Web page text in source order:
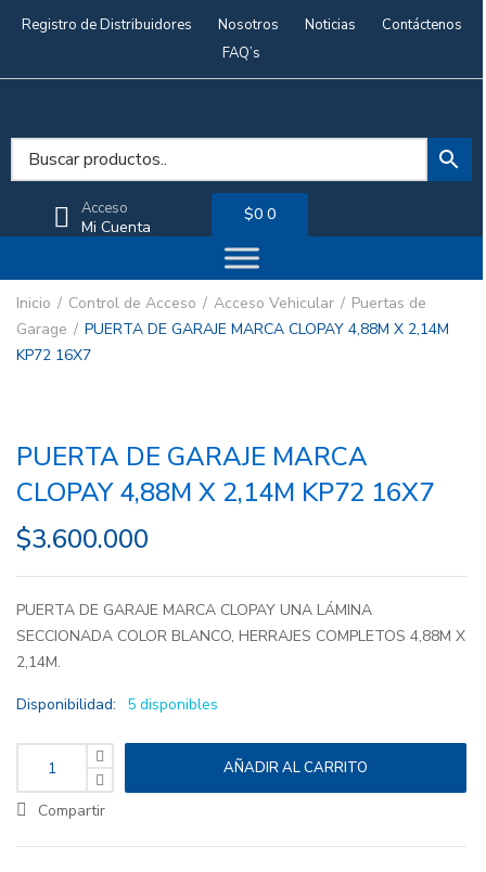
Registro de Distribuidores Nosotros Noticias
Contáctenos
FAQ’s
Acceso
Mi Cuenta
$0 0
Inicio Control de Acceso Acceso Vehicular
Puertas de
Garage
PUERTA DE GARAJE MARCA CLOPAY 4,88M X 2,14M
KP72 16X7
PUERTA DE GARAJE MARCA
CLOPAY 4,88M X 2,14M KP72 16X7
$3.600.000
PUERTA DE GARAJE MARCA CLOPAY UNA LÁMINA
SECCIONADA COLOR BLANCO, HERRAJES COMPLETOS 4,88M X
2,14M.
Disponibilidad: 5 disponibles
AÑADIR AL CARRITO
Compartir